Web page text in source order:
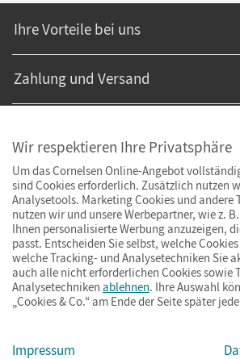
Ihre Vorteile bei uns
Zahlung und Versand
© Cornelsen Verlag 2026
ImpressumAGBDatenschutz
Wir respektieren Ihre Privatsphäre
Um das Cornelsen Online-Angebot
sind Cookies erforderlich. Zusätzlich nutzen
Analysetools. Marketing Cookies und andere
nutzen wir und unsere Werbepartner, wie z.
Ihnen personalisierte Werbung anzuzeigen,
passt. Entscheiden Sie selbst, welche
welche Tracking- und Analysetechniken Sie
auch alle nicht erforderlichen Cookies sowie
Analysetechniken ablehnen. Ihre Auswahl
„Cookies & Co.“ am Ende der Seite später
Impressum